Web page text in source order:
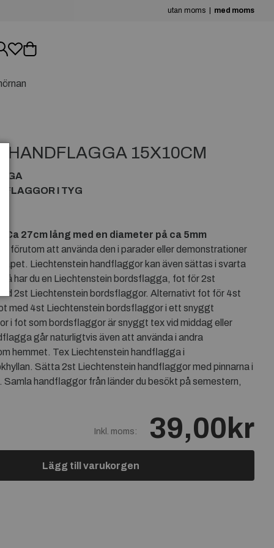
utan moms med moms
HANDFLAGGA 15X10CM
I TYG
Ca 27cm lång med en diameter på ca 5mm
förutom att använda den i parader eller demonstrationer
Liechtenstein handflaggor kan även sättas i svarta
har du en Liechtenstein bordsflagga, fot för 2st
2st Liechtenstein bordsflaggor. Alternativt fot för 4st
med 4st Liechtenstein bordsflaggor i ett snyggt
i fot som bordsflaggor är snyggt tex vid middag eller
går naturligtvis även att använda i andra
hemmet. Tex Liechtenstein handflagga i
Sätta 2st Liechtenstein handflaggor med pinnarna i
Samla handflaggor från länder du besökt på semestern,
Inkl. moms: 39,00kr
Lägg till varukorgen